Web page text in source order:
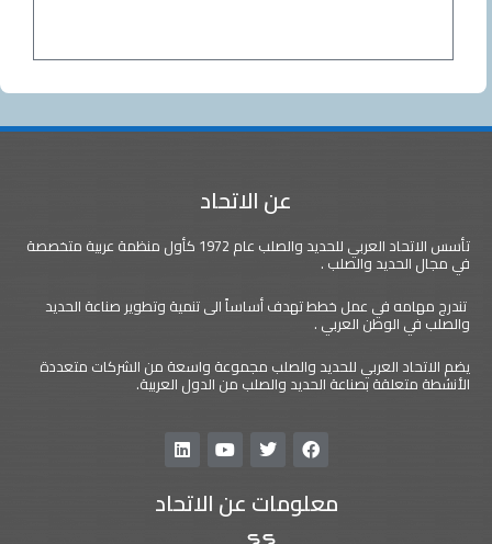
عن الاتحاد
تأسس الاتحاد العربي للحديد والصلب عام 1972 كأول منظمة عربية متخصصة
في مجال الحديد والصلب .
تندرج مهامه في عمل خطط تهدف أساساً الى تنمية وتطوير صناعة الحديد
والصلب في الوطن العربي .
يضم الاتحاد العربي للحديد والصلب مجموعة واسعة من الشركات متعددة
الأنشطة متعلقة بصناعة الحديد والصلب من الدول العربية.
F
a
e
b
T
t
t
e
Y
t
u
L
k
e
معلومات عن الاتحاد